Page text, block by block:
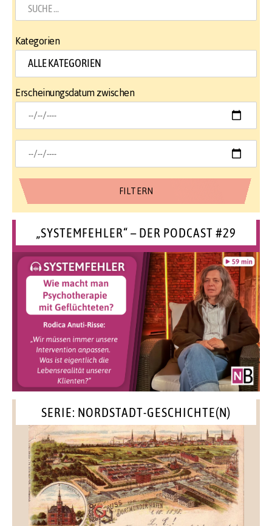
Kategorien
Erscheinungsdatum zwischen
„SYSTEMFEHLER“ – DER PODCAST #29
SERIE: NORDSTADT-GESCHICHTE(N)